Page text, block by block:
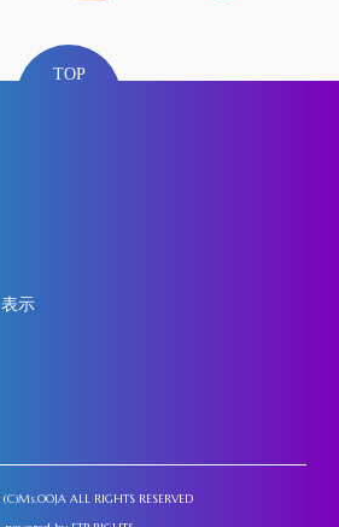
TOP
示
ALL RIGHTS RESERVED